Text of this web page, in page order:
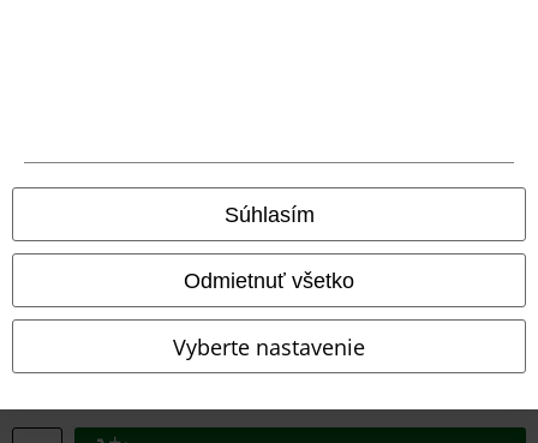
Súhlasím
Odmietnuť všetko
Vyberte nastavenie
Právne informácie
Podmienky
Imprint
Ochrana osobných údajov
Likvidácia odpadu a ochrana životného prostredia
Vyhlásenie o zhode